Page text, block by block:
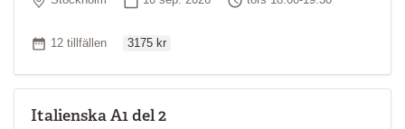
Läs mer om kursnivåer
Antal tillfällen
12 tillfällen 3175 kr
Italienska A1 del 2